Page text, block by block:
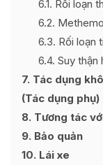
6.1 Rối loạn
6.2
6.3 Rối loạn
6.4 Suy thận
7 Tác dụng
(Tác dụng phụ)
8 Tương tác
9 Bảo quản
10 Lái xe